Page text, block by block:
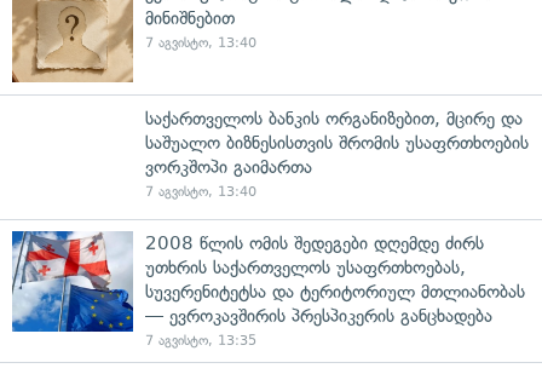
მინიშნებით
7 აგვისტო, 13:40
საქართველოს ბანკის ორგანიზებით, მცირე და
საშუალო ბიზნესისთვის შრომის უსაფრთხოების
ვორკშოპი გაიმართა
7 აგვისტო, 13:40
2008 წლის ომის შედეგები დღემდე ძირს
უთხრის საქართველოს უსაფრთხოებას,
სუვერენიტეტსა და ტერიტორიულ მთლიანობას
— ევროკავშირის პრესპიკერის განცხადება
7 აგვისტო, 13:35